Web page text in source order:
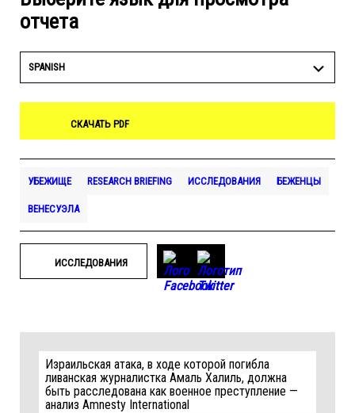
отчета
SPANISH
СКАЧАТЬ PDF
УБЕЖИЩЕ RESEARCH BRIEFING ИССЛЕДОВАНИЯ БЕЖЕНЦЫ
ВЕНЕСУЭЛА
ИССЛЕДОВАНИЯ
Израильская атака, в ходе которой погибла
ливанская журналистка Амаль Халиль, должна
быть расследована как военное преступление —
анализ Amnesty International